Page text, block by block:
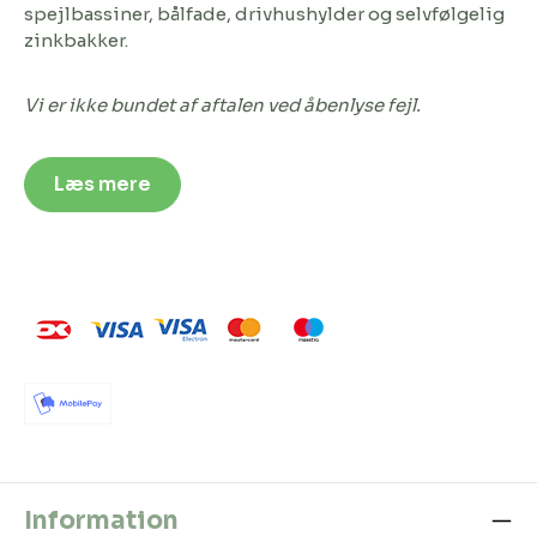
spejlbassiner, bålfade, drivhushylder og selvfølgelig
zinkbakker.
Vi er ikke bundet af aftalen ved åbenlyse fejl.
Læs mere
Information